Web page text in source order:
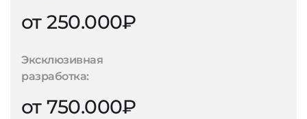
от 250.000₽
Эксклюзивная
разработка:
от 750.000₽